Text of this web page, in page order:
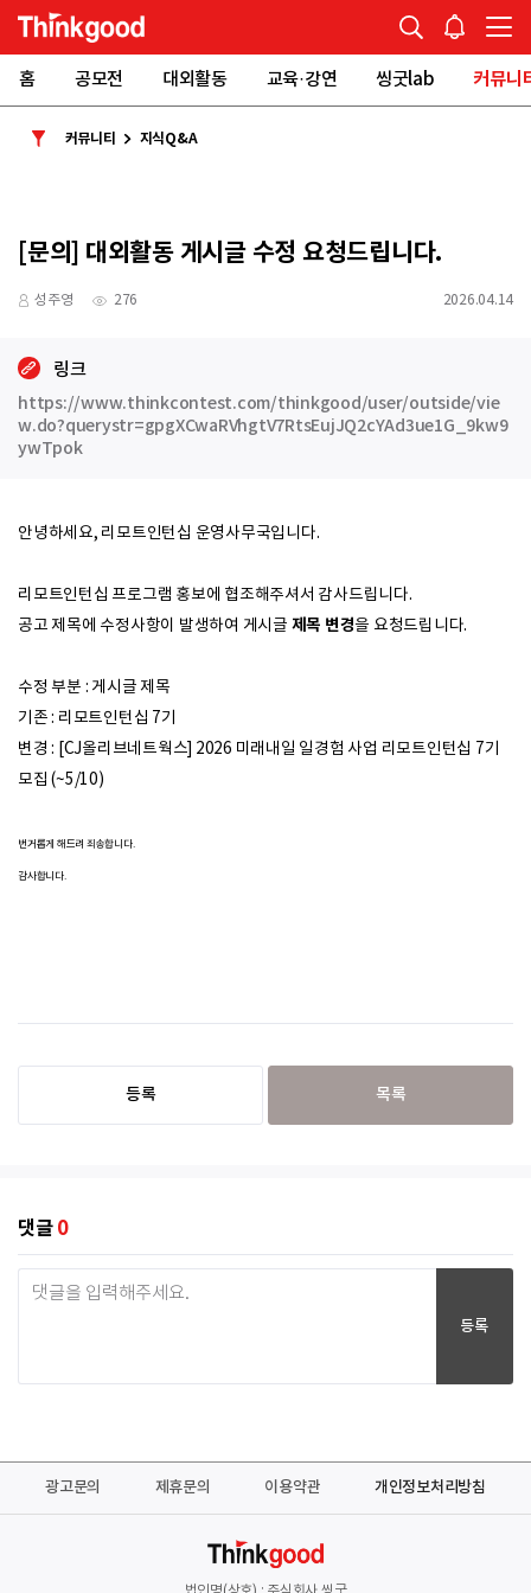
홈 공모전 대외활동 교육·강연 씽굿lab 커뮤니
커뮤니티 지식Q&A
[문의] 대외활동 게시글 수정 요청드립니다.
성주영 276 2026.04.14
링크
https://www.thinkcontest.com/thinkgood/user/outside/vie
w.do?querystr=gpgXCwaRVhgtV7RtsEujJQ2cYAd3ue1G_9kw9
ywTpok
안녕하세요, 리모트인턴십 운영사무국입니다.
리모트인턴십 프로그램 홍보에 협조해주셔서 감사드립니다.
공고 제목에 수정사항이 발생하여 게시글 제목 변경을 요청드립니다.
수정 부분 : 게시글 제목
기존 : 리모트인턴십 7기
변경 : [CJ올리브네트웍스] 2026 미래내일 일경험 사업 리모트인턴십 7기
모집 (~5/10)
번거롭게 해드려 죄송합니다.
감사합니다.
등록 목록
댓글 0
등록
광고문의 제휴문의 이용약관 개인정보처리방침